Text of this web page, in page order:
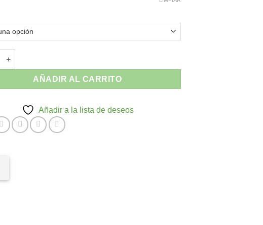
Brazos Alsacia - Aluminio Interior cantidad
AÑADIR AL CARRITO
Añadir a la lista de deseos